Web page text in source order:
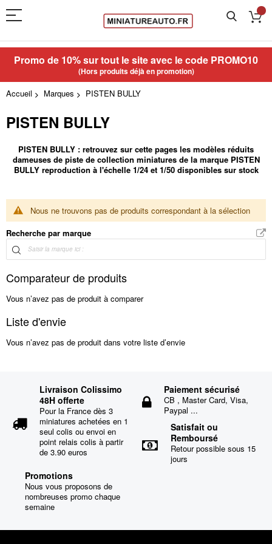
Promo de 10% sur tout le site avec le code PROMO10
(Hors produits déjà en promotion)
Accueil Marques PISTEN BULLY
PISTEN BULLY
PISTEN BULLY : retrouvez sur cette pages les modèles réduits
dameuses de piste de collection miniatures de la marque PISTEN
BULLY reproduction à l'échelle 1/24 et 1/50 disponibles sur stock
Nous ne trouvons pas de produits correspondant à la sélection
Recherche par marque
Comparateur de produits
Vous n’avez pas de produit à comparer
Liste d'envie
Vous n’avez pas de produit dans votre liste d’envie
Livraison Colissimo
48H offerte
Pour la France dès 3
miniatures achetées en 1
seul colis ou envoi en
point relais colis à partir
de 3.90 euros
Paiement sécurisé
CB , Master Card, Visa,
Paypal ...
Satisfait ou
Remboursé
Retour possible sous 15
jours
Promotions
Nous vous proposons de
nombreuses promo chaque
semaine